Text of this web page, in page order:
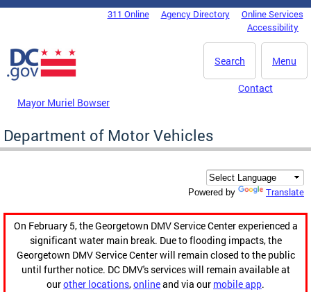
Skip to main content
DC Agency Top Menu311 Online Agency Directory
Online Services
Accessibility
Menu
Search
Mayor Muriel Bowser
Contact
Department of Motor Vehicles
Powered by Translate
On February 5, the Georgetown DMV Service Center experienced a
significant water main break. Due to flooding impacts, the
Georgetown DMV Service Center will remain closed to the public
until further notice. DC DMV's services will remain available at
ourother locations,onlineand via our mobile app.